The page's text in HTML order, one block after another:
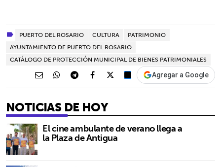
PUERTO DEL ROSARIO CULTURA
PATRIMONIO
AYUNTAMIENTO DE PUERTO DEL ROSARIO
CATÁLOGO DE PROTECCIÓN MUNICIPAL DE BIENES PATRIMONIALES
Agregar a Google
NOTICIAS DE HOY
El cine ambulante de verano llega a
la Plaza de Antigua